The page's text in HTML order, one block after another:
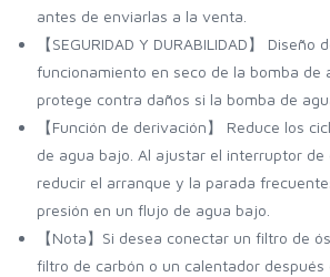
antes de enviarlas a la venta.
【SEGURIDAD Y DURABILIDAD】
funcionamiento en seco de la bomba de
protege contra daños si la bomba de
【Función de derivación】 Reduce los
de agua bajo. Al ajustar el interruptor de
reducir el arranque y la parada
presión en un flujo de agua bajo.
【Nota】Si desea conectar un filtro de
filtro de carbón o un calentador después